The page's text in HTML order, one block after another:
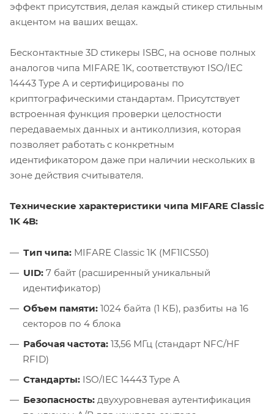
эффект присутствия, делая каждый стикер стильным
акцентом на ваших вещах.
Бесконтактные 3D стикеры ISBC, на основе полных
аналогов чипа MIFARE 1K, соответствуют ISO/IEC
14443 Type A и сертифицированы по
криптографическими стандартам. Присутствует
встроенная функция проверки целостности
передаваемых данных и антиколлизия, которая
позволяет работать с конкретным
идентификатором даже при наличии нескольких в
зоне действия считывателя.
Технические характеристики чипа MIFARE Classic
1K 4B:
Тип чипа: MIFARE Classic 1K (MF1ICS50)
UID: 7 байт (расширенный уникальный
идентификатор)
Объем памяти: 1024 байта (1 КБ), разбиты на 16
секторов по 4 блока
Рабочая частота: 13,56 МГц (стандарт NFC/HF
RFID)
Стандарты: ISO/IEC 14443 Type A
Безопасность: двухуровневая аутентификация